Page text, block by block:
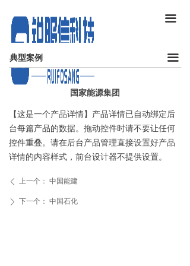
끀
国家能源集团
ꄴ 上一个： 中国能建
ꄲ 下一个： 中国石化
【这是一个产品详情】产品详情已自动绑定后
台每篇产品的数据。拖动控件时请不要让任何
控件重叠。请在后台产品管理直接设置好产品
详情的内容样式，前台设计器不提供设置。
典型案例 끀